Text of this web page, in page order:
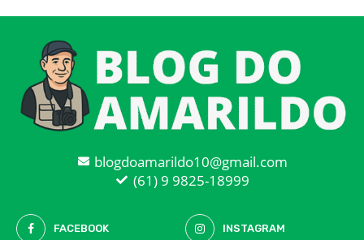
blogdoamarildo10@gmail.com
(61) 9 9825-18999
FACEBOOK INSTAGRAM